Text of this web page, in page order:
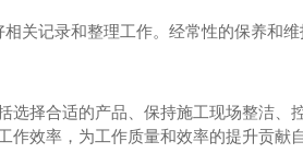
关记录和整理工作。经常性的保养和
选择合适的产品、保持施工现场整洁、
效率，为工作质量和效率的提升贡献